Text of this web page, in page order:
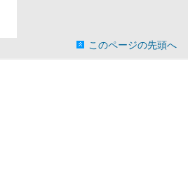
このページの先頭へ